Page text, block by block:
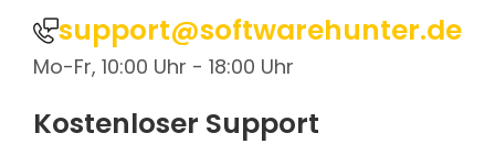
support@softwarehunter.de
Mo-Fr, 10:00 Uhr - 18:00 Uhr
Kostenloser Support